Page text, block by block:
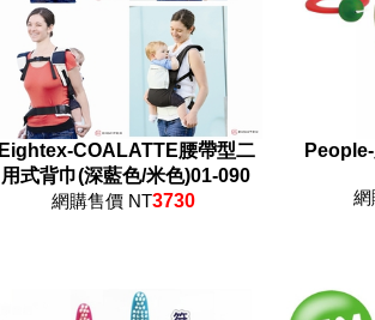
Eightex-COALATTE腰帶型二
用式背巾(深藍色/米色)01-090
網購售價 NT3730 網